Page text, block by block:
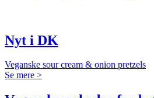
Nyt i DK
Veganske sour cream & onion pretzels
Se mere >